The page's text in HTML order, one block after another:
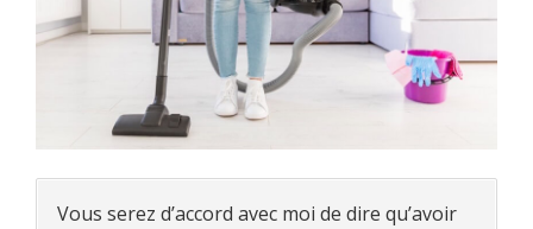
Vous serez d’accord avec moi de dire qu’avoir